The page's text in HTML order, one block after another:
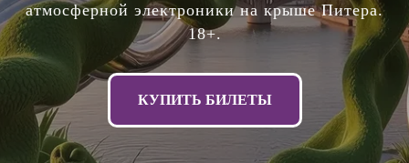
атмосферной электроники на крыше Питера.
18+.
КУПИТЬ БИЛЕТЫ